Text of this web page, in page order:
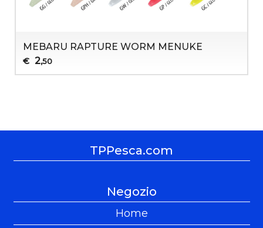
MEBARU RAPTURE WORM MENUKE
€ 2,50
TPPesca.com
Negozio
Home